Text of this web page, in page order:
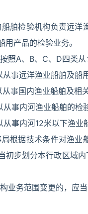
舶检验机构负责远
产品的检验业务。
照A、B、C、D四类从
从事远洋渔业船舶及船
从事国内渔业船舶及相
事内河渔业船舶的检
从事内河12米以下渔业
根据技术条件对渔
初步划分本行政区域
业务范围变更的，应